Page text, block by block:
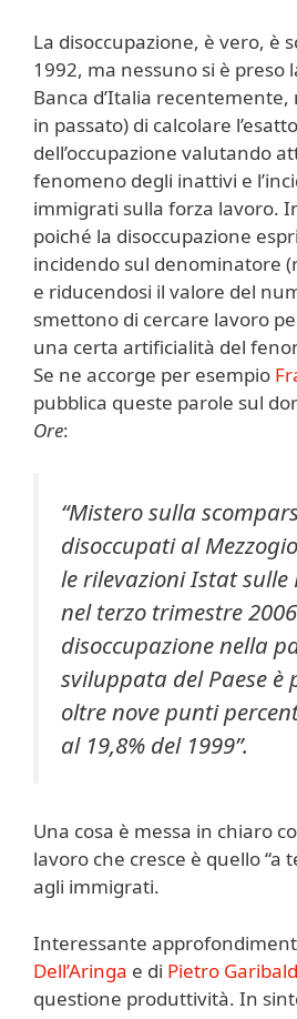
La disoccupazione, è vero, è
1992, ma nessuno si è preso
Banca d’Italia recentemente,
in passato) di calcolare
dell’occupazione valutando
fenomeno degli inattivi e
immigrati sulla forza lavoro.
poiché la disoccupazione
incidendo sul denominatore
e riducendosi il valore del
smettono di cercare lavoro
una certa artificialità del
Se ne accorge per esempio
pubblica queste parole sul
Ore:
“Mistero sulla
disoccupati al
le rilevazioni Istat sulle
nel terzo trimestre
disoccupazione nella
sviluppata del Paese è
oltre nove punti
al 19,8% del 1999”.
Una cosa è messa in chiaro
lavoro che cresce è quello “a
agli immigrati.
Interessante
Dell’Aringa e di Pietro
questione produttività. In